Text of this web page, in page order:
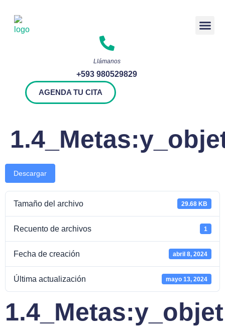
Llámanos
+593 980529829
AGENDA TU CITA
Descargar
Tamaño del archivo 29.68 KB
Recuento de archivos 1
Fecha de creación abril 8, 2024
Última actualización mayo 13, 2024